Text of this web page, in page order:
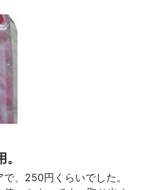
、250円くらいでした。